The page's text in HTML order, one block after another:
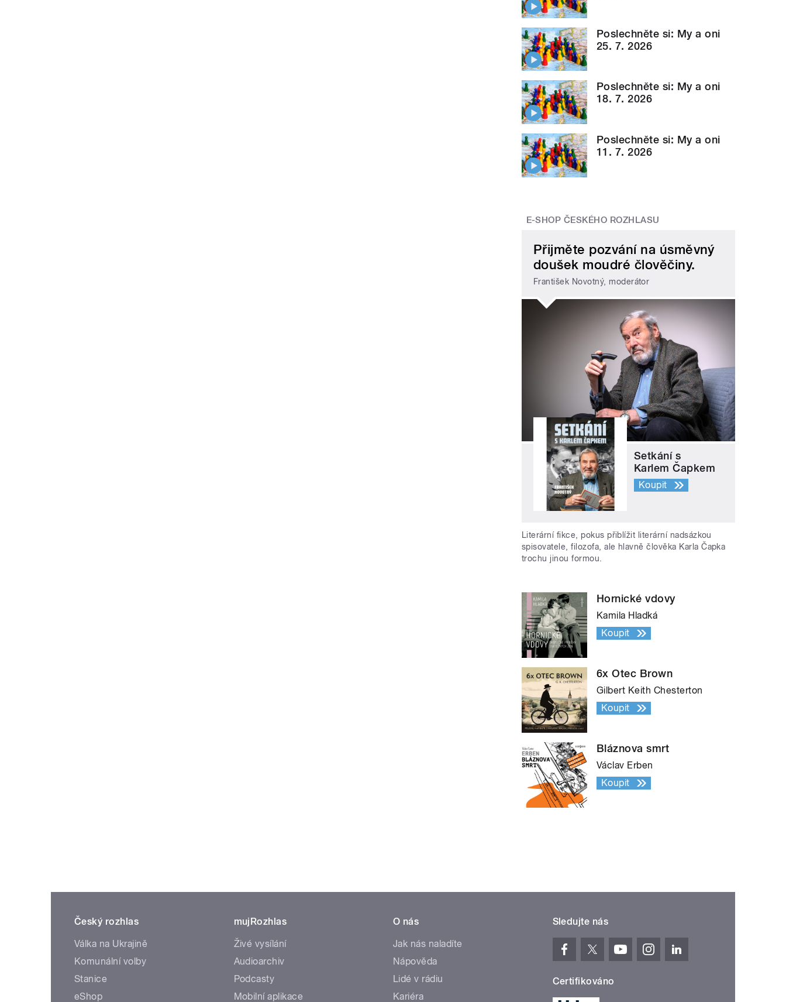
Poslechněte si: My a oni
25. 7. 2026
Poslechněte si: My a oni
18. 7. 2026
Poslechněte si: My a oni
11. 7. 2026
E-SHOP ČESKÉHO ROZHLASU
Přijměte pozvání na úsměvný
doušek moudré člověčiny.
František Novotný, moderátor
Setkání s
Karlem Čapkem
Koupit
Literární fikce, pokus přiblížit literární nadsázkou
spisovatele, filozofa, ale hlavně člověka Karla Čapka
trochu jinou formou.
Hornické vdovy
Kamila Hladká
Koupit
6x Otec Brown
Gilbert Keith Chesterton
Koupit
Bláznova smrt
Václav Erben
Koupit
Český rozhlas
Válka na Ukrajině
Komunální volby
Stanice
eShop
mujRozhlas
Živé vysílání
Audioarchiv
Podcasty
Mobilní aplikace
O nás
Jak nás naladíte
Nápověda
Lidé v rádiu
Kariéra
Sledujte nás
Certifikováno